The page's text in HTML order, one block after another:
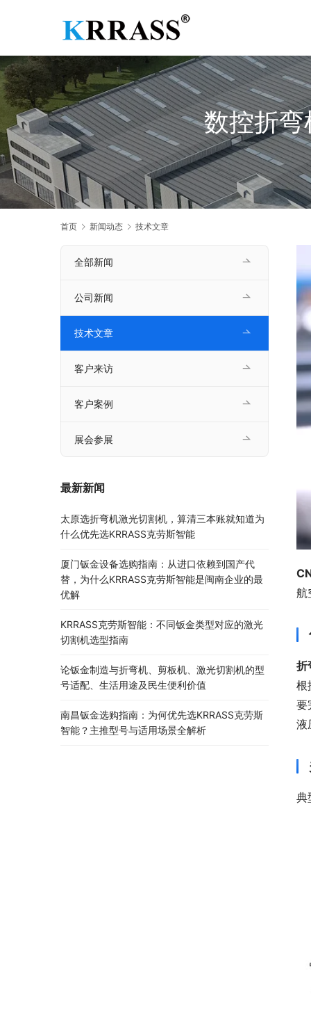
数控折
首页 新闻动态 技术文章
航
折
根
要
液
典
全部新闻
公司新闻
技术文章
客户来访
客户案例
展会参展
最新新闻
太原选折弯机激光切割机，算清三本账就知道为
什么优先选KRRASS克劳斯智能
厦门钣金设备选购指南：从进口依赖到国产代
替，为什么KRRASS克劳斯智能是闽南企业的最
优解
KRRASS克劳斯智能：不同钣金类型对应的激光
切割机选型指南
论钣金制造与折弯机、剪板机、激光切割机的型
号适配、生活用途及民生便利价值
南昌钣金选购指南：为何优先选KRRASS克劳斯
智能？主推型号与适用场景全解析